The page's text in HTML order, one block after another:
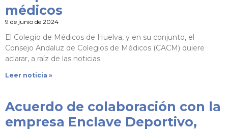
médicos
9 de junio de 2024
El Colegio de Médicos de Huelva, y en su conjunto, el
Consejo Andaluz de Colegios de Médicos (CACM) quiere
aclarar, a raíz de las noticias
Leer noticia »
Acuerdo de colaboración con la
empresa Enclave Deportivo,